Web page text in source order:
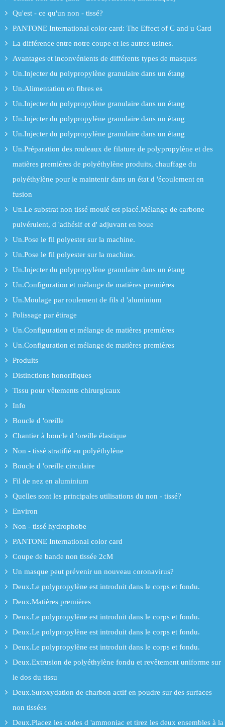
Qu'est - ce qu'un non - tissé?
PANTONE International color card: The Effect of C and u Card
La différence entre notre coupe et les autres usines.
Avantages et inconvénients de différents types de masques
Un.Injecter du polypropylène granulaire dans un étang
Un.Alimentation en fibres es
Un.Injecter du polypropylène granulaire dans un étang
Un.Injecter du polypropylène granulaire dans un étang
Un.Injecter du polypropylène granulaire dans un étang
Un.Préparation des rouleaux de filature de polypropylène et des
matières premières de polyéthylène produits, chauffage du
polyéthylène pour le maintenir dans un état d 'écoulement en
fusion
Un.Le substrat non tissé moulé est placé.Mélange de carbone
pulvérulent, d 'adhésif et d' adjuvant en boue
Un.Pose le fil polyester sur la machine.
Un.Pose le fil polyester sur la machine.
Un.Injecter du polypropylène granulaire dans un étang
Un.Configuration et mélange de matières premières
Un.Moulage par roulement de fils d 'aluminium
Polissage par étirage
Un.Configuration et mélange de matières premières
Un.Configuration et mélange de matières premières
Produits
Distinctions honorifiques
Tissu pour vêtements chirurgicaux
Info
Boucle d 'oreille
Chantier à boucle d 'oreille élastique
Non - tissé stratifié en polyéthylène
Boucle d 'oreille circulaire
Fil de nez en aluminium
Quelles sont les principales utilisations du non - tissé?
Environ
Non - tissé hydrophobe
PANTONE International color card
Coupe de bande non tissée 2cM
Un masque peut prévenir un nouveau coronavirus?
Deux.Le polypropylène est introduit dans le corps et fondu.
Deux.Matières premières
Deux.Le polypropylène est introduit dans le corps et fondu.
Deux.Le polypropylène est introduit dans le corps et fondu.
Deux.Le polypropylène est introduit dans le corps et fondu.
Deux.Extrusion de polyéthylène fondu et revêtement uniforme sur
le dos du tissu
Deux.Suroxydation de charbon actif en poudre sur des surfaces
non tissées
Deux.Placez les codes d 'ammoniac et tirez les deux ensembles à la